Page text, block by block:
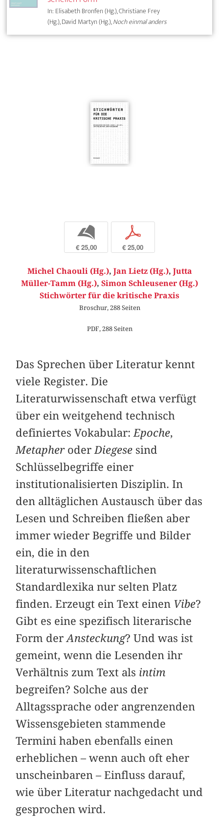
In: Elisabeth Bronfen (Hg.), Christiane Frey
(Hg.), David Martyn (Hg.),Noch einmal anders
b
€ 25,00
p
€ 25,00
Michel Chaouli (Hg.), Jan Lietz (Hg.), Jutta
Müller-Tamm (Hg.), Simon Schleusener (Hg.)
Stichwörter für die kritische Praxis
Broschur, 288 Seiten
PDF, 288 Seiten
Das Sprechen über Literatur kennt
viele Register. Die
Literaturwissenschaft etwa verfügt
über ein weitgehend technisch
definiertes Vokabular: Epoche,
Metapheroder Diegese sind
Schlüsselbegriffe einer
institutionalisierten Disziplin. In
den alltäglichen Austausch über das
Lesen und Schreiben fließen aber
immer wieder Begriffe und Bilder
ein, die in den
literaturwissenschaftlichen
Standardlexika nur selten Platz
finden. Erzeugt ein Text einen Vibe?
Gibt es eine spezifisch literarische
Form derAnsteckung? Und was ist
gemeint, wenn die Lesenden ihr
Verhältnis zum Text als intim
begreifen? Solche aus der
Alltagssprache oder angrenzenden
Wissensgebieten stammende
Termini haben ebenfalls einen
erheblichen – wenn auch oft eher
unscheinbaren – Einfluss darauf,
wie über Literatur nachgedacht und
gesprochen wird.